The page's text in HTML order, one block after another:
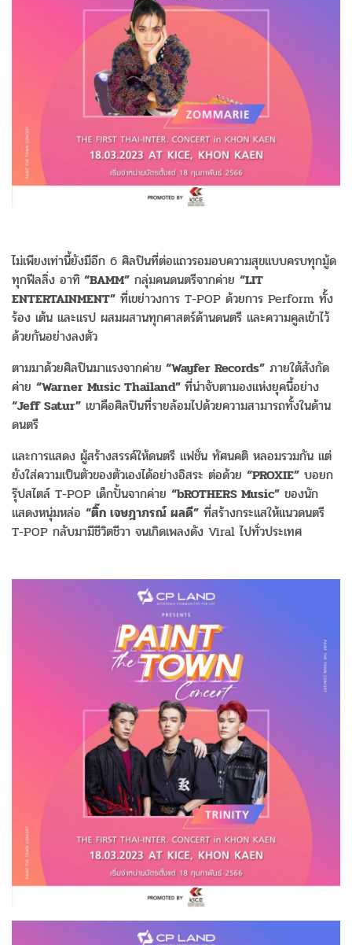
ไม่เพียงเท่านี้ยังมีอีก 6 ศิลปินที่ต่อแถวรอมอบความสุขแบบครบทุกมู้ด
ทุกฟีลลิ่ง อาทิ “BAMM” กลุ่มคนดนตรีจากค่าย “LIT
ENTERTAINMENT” ที่เขย่าวงการ T-POP ด้วยการ Perform ทั้ง
ร้อง เต้น และแรป ผสมผสานทุกศาสตร์ด้านดนตรี และความคูลเข้าไว้
ด้วยกันอย่างลงตัว
ตามมาด้วยศิลปินมาแรงจากค่าย “Wayfer Records” ภายใต้สังกัด
ค่าย “Warner Music Thailand” ที่น่าจับตามองแห่งยุคนี้อย่าง
“Jeff Satur” เขาคือศิลปินที่รายล้อมไปด้วยความสามารถทั้งในด้าน
ดนตรี
และการแสดง ผู้สร้างสรรค์ให้ดนตรี แฟชั่น ทัศนคติ หลอมรวมกัน แต่
ยังใส่ความเป็นตัวของตัวเองได้อย่างอิสระ ต่อด้วย “PROXIE” บอยก
รุ๊ปสไตล์ T-POP เด็กปั้นจากค่าย “bROTHERS Music” ของนัก
แสดงหนุ่มหล่อ “ติ๊ก เจษฎาภรณ์ ผลดี” ที่สร้างกระแสให้แนวดนตรี
T-POP กลับมามีชีวิตชีวา จนเกิดเพลงดัง Viral ไปทั่วประเทศ